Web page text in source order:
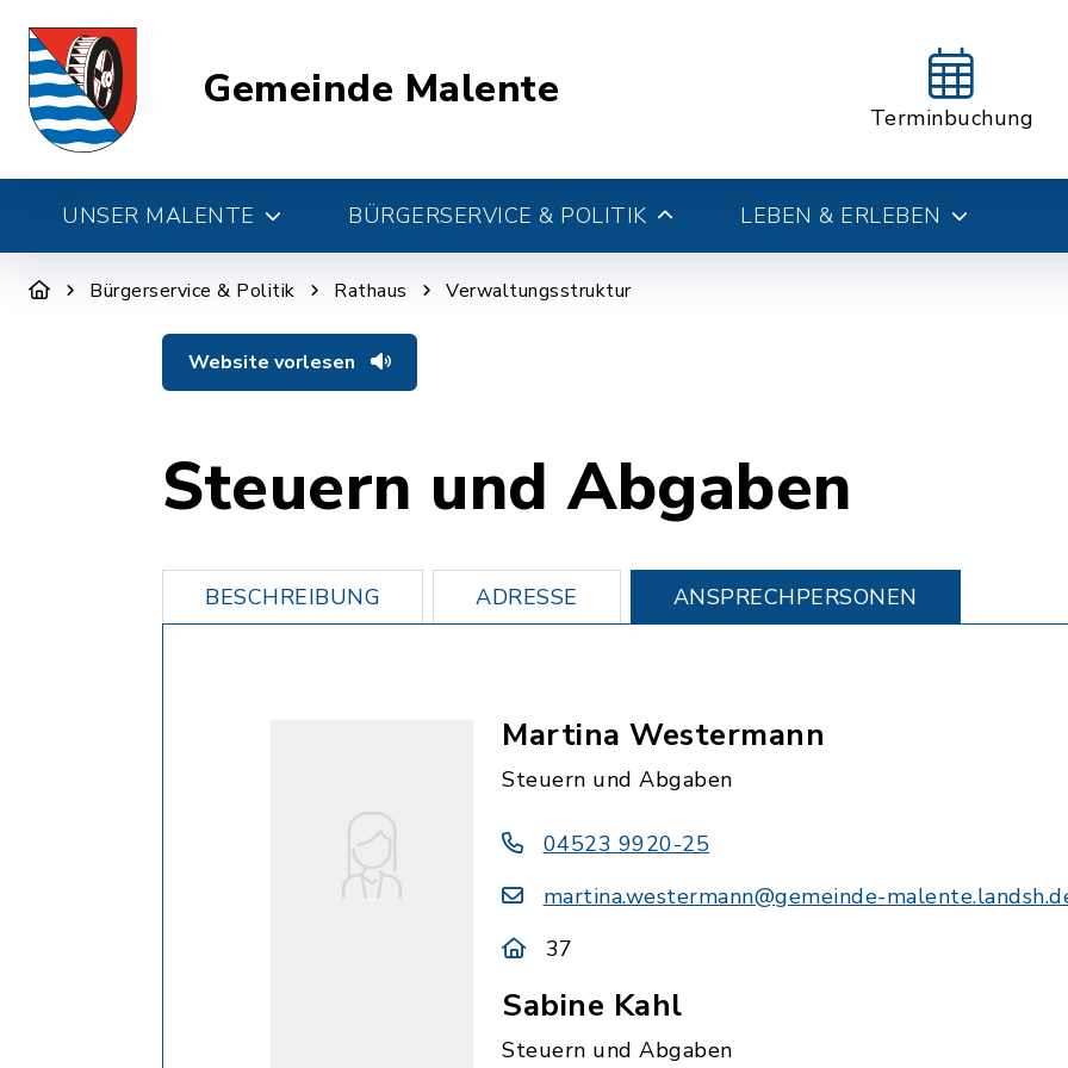
Gemeinde Malente
Terminbuchung
UNSER MALENTE BÜRGERSERVICE & POLITIK LEBEN & ERLEBEN
Bürgerservice & Politik Rathaus Verwaltungsstruktur
Website vorlesen
Steuern und Abgaben
BESCHREIBUNG ADRESSE ANSPRECHPERSONEN
Martina Westermann
Steuern und Abgaben
04523 9920-25
martina.westermann@gemeinde-
37
Sabine Kahl
Steuern und Abgaben